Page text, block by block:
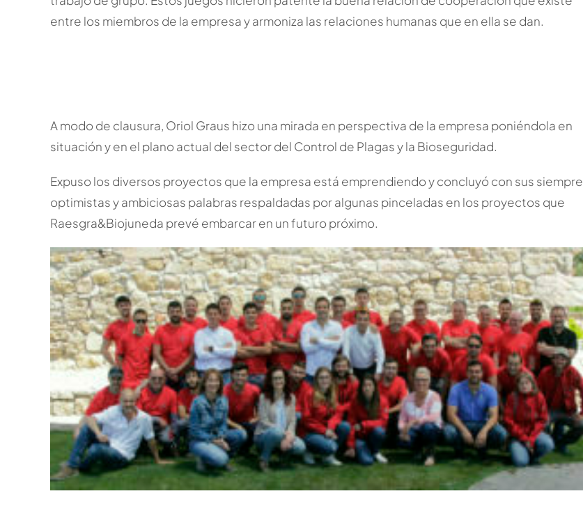
entre los miembros de la empresa y armoniza las relaciones humanas que en ella se dan.
A modo de clausura, Oriol Graus hizo una mirada en perspectiva de la empresa poniéndola en
situación y en el plano actual del sector del Control de Plagas y la Bioseguridad.
Expuso los diversos proyectos que la empresa está emprendiendo y concluyó con sus siempre
optimistas y ambiciosas palabras respaldadas por algunas pinceladas en los proyectos que
Raesgra&Biojuneda prevé embarcar en un futuro próximo.